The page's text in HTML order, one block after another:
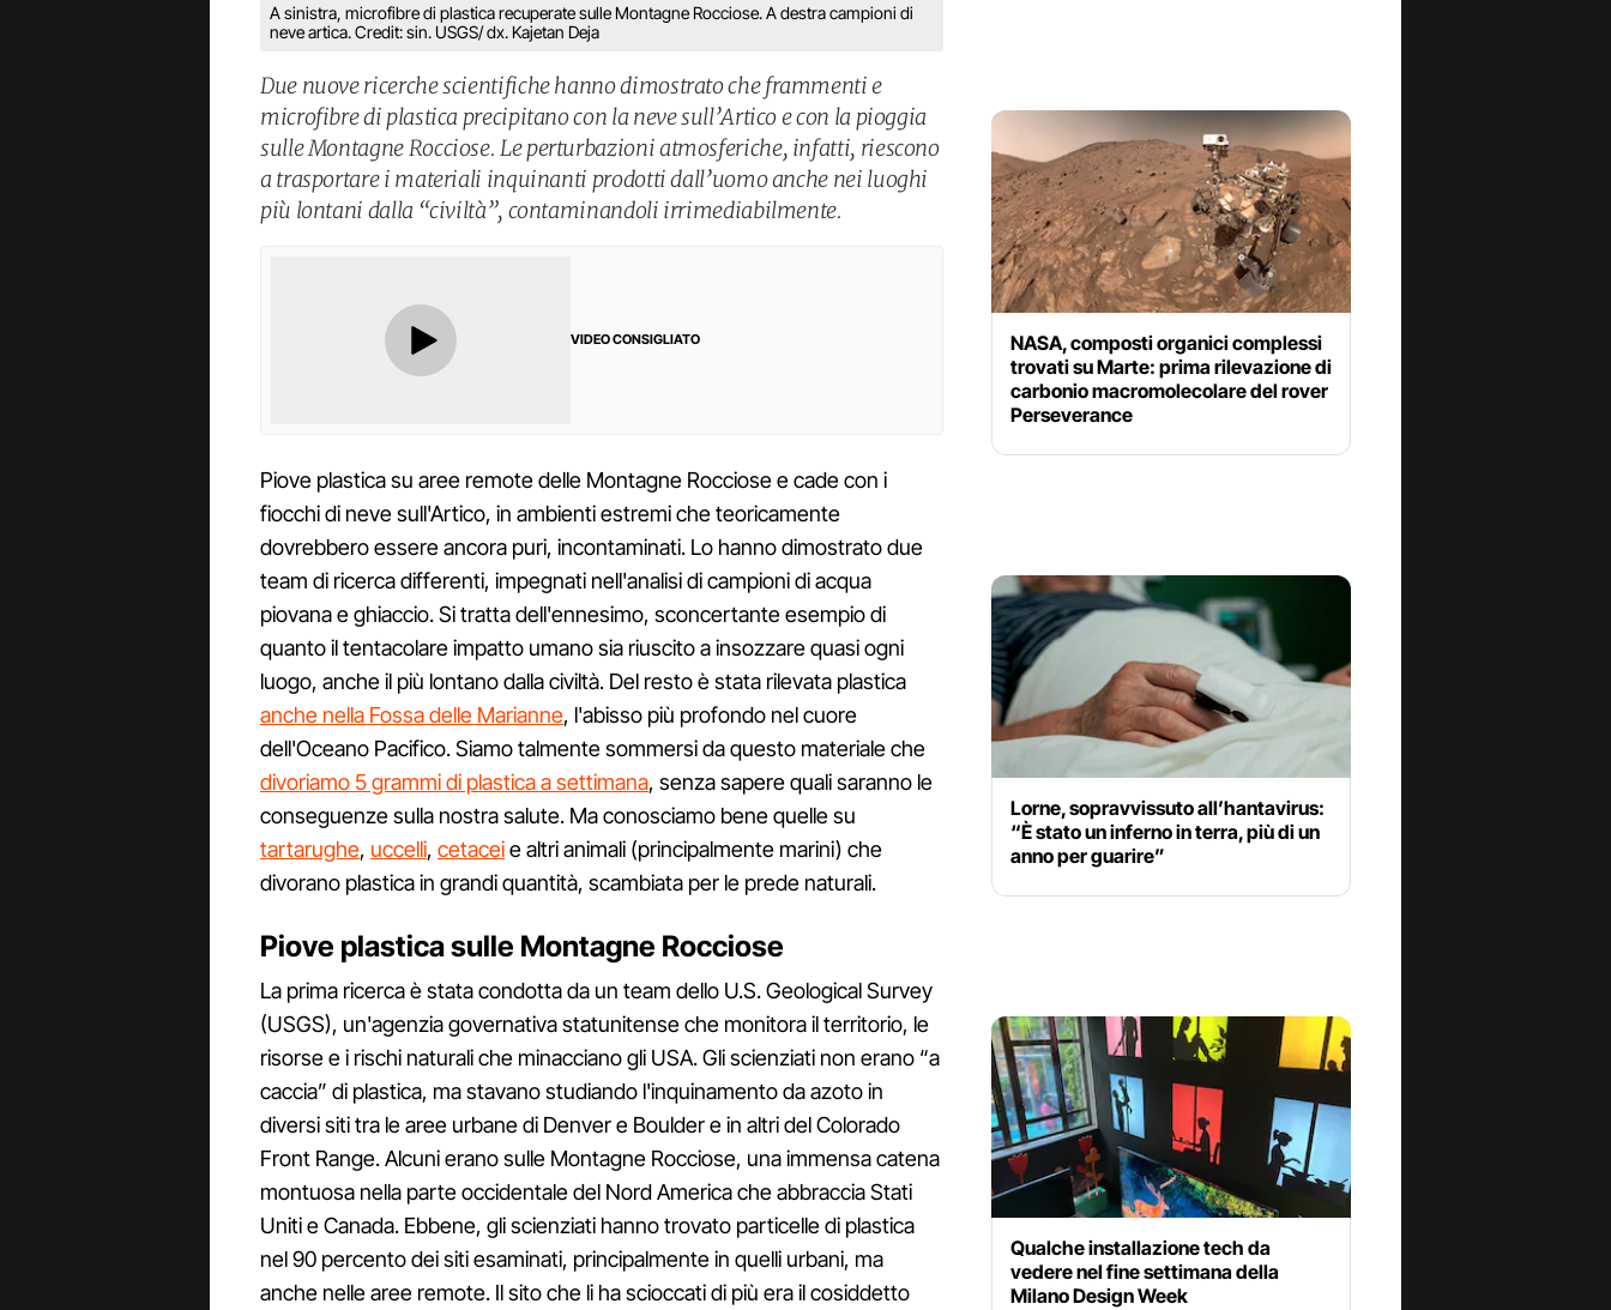
A sinistra, microfibre di plastica recuperate sulle Montagne Rocciose. A destra campioni di
neve artica. Credit: sin. USGS/ dx. Kajetan Deja
Due nuove ricerche scientifiche hanno dimostrato che frammenti e
microfibre di plastica precipitano con la neve sull’Artico e con la pioggia
sulle Montagne Rocciose. Le perturbazioni atmosferiche, infatti, riescono
a trasportare i materiali inquinanti prodotti dall’uomo anche nei luoghi
più lontani dalla “civiltà”, contaminandoli irrimediabilmente.
VIDEO CONSIGLIATO
Piove plastica su aree remote delle Montagne Rocciose e cade con i
fiocchi di neve sull'Artico, in ambienti estremi che teoricamente
dovrebbero essere ancora puri, incontaminati. Lo hanno dimostrato due
team di ricerca differenti, impegnati nell'analisi di campioni di acqua
piovana e ghiaccio. Si tratta dell'ennesimo, sconcertante esempio di
quanto il tentacolare impatto umano sia riuscito a insozzare quasi ogni
luogo, anche il più lontano dalla civiltà. Del resto è stata rilevata plastica
anche nella Fossa delle Marianne, l'abisso più profondo nel cuore
dell'Oceano Pacifico. Siamo talmente sommersi da questo materiale che
divoriamo 5 grammi di plastica a settimana, senza sapere quali saranno le
conseguenze sulla nostra salute. Ma conosciamo bene quelle su
tartarughe, uccelli, cetaceie altri animali (principalmente marini) che
divorano plastica in grandi quantità, scambiata per le prede naturali.
Piove plastica sulle Montagne Rocciose
La prima ricerca è stata condotta da un team dello U.S. Geological Survey
(USGS), un'agenzia governativa statunitense che monitora il territorio, le
risorse e i rischi naturali che minacciano gli USA. Gli scienziati non erano “a
caccia” di plastica, ma stavano studiando l'inquinamento da azoto in
diversi siti tra le aree urbane di Denver e Boulder e in altri del Colorado
Front Range. Alcuni erano sulle Montagne Rocciose, una immensa catena
montuosa nella parte occidentale del Nord America che abbraccia Stati
Uniti e Canada. Ebbene, gli scienziati hanno trovato particelle di plastica
nel 90 percento dei siti esaminati, principalmente in quelli urbani, ma
anche nelle aree remote. Il sito che li ha scioccati di più era il cosiddetto
NASA, composti organici complessi
trovati su Marte: prima rilevazione di
carbonio macromolecolare del rover
Perseverance
Lorne, sopravvissuto all’hantavirus:
“È stato un inferno in terra, più di un
anno per guarire”
Qualche installazione tech da
vedere nel fine settimana della
Milano Design Week